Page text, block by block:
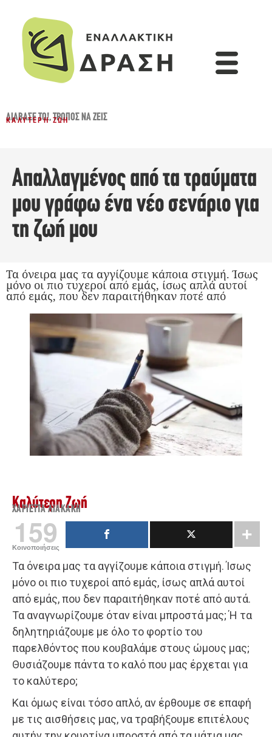
ΔΙΆΒΑΣΈ ΤΟ!,ΤΡΌΠΟΣ ΝΑ ΖΕΙΣ
ΚΑΛΎΤΕΡΗ ΖΩΉ
Απαλλαγμένος από τα τραύματα
μου γράφω ένα νέο σενάριο για
τη ζωή μου
Τα όνειρα μας τα αγγίζουμε κάποια στιγμή. Ίσως
μόνο οι πιο τυχεροί από εμάς, ίσως απλά αυτοί
από εμάς, που δεν παραιτήθηκαν ποτέ από
Καλύτερη Ζωή
ΧΑΡΙΈΤΤΑ ΛΙΑΚΆΚΗ
159
Κοινοποιήσεις
Τα όνειρα μας τα αγγίζουμε κάποια στιγμή. Ίσως
μόνο οι πιο τυχεροί από εμάς, ίσως απλά αυτοί
από εμάς, που δεν παραιτήθηκαν ποτέ από αυτά.
Τα αναγνωρίζουμε όταν είναι μπροστά μας; Ή τα
δηλητηριάζουμε με όλο το φορτίο του
παρελθόντος που κουβαλάμε στους ώμους μας;
Θυσιάζουμε πάντα το καλό που μας έρχεται για
το καλύτερο;
Και όμως είναι τόσο απλό, αν έρθουμε σε επαφή
με τις αισθήσεις μας, να τραβήξουμε επιτέλους